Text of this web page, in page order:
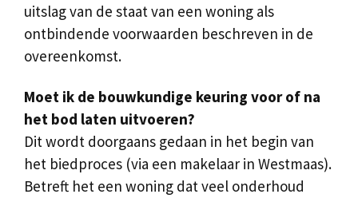
uitslag van de staat van een woning als
ontbindende voorwaarden beschreven in de
overeenkomst.
Moet ik de bouwkundige keuring voor of na
het bod laten uitvoeren?
Dit wordt doorgaans gedaan in het begin van
het biedproces (via een makelaar in Westmaas).
Betreft het een woning dat veel onderhoud